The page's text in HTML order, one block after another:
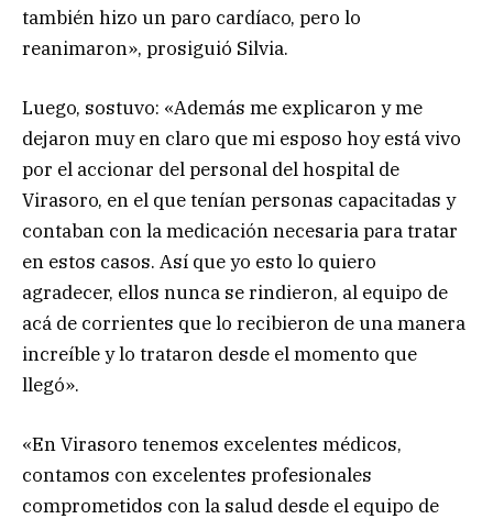
también hizo un paro cardíaco, pero lo
reanimaron», prosiguió Silvia.
Luego, sostuvo: «Además me explicaron y me
dejaron muy en claro que mi esposo hoy está vivo
por el accionar del personal del hospital de
Virasoro, en el que tenían personas capacitadas y
contaban con la medicación necesaria para tratar
en estos casos. Así que yo esto lo quiero
agradecer, ellos nunca se rindieron, al equipo de
acá de corrientes que lo recibieron de una manera
increíble y lo trataron desde el momento que
llegó».
«En Virasoro tenemos excelentes médicos,
contamos con excelentes profesionales
comprometidos con la salud desde el equipo de